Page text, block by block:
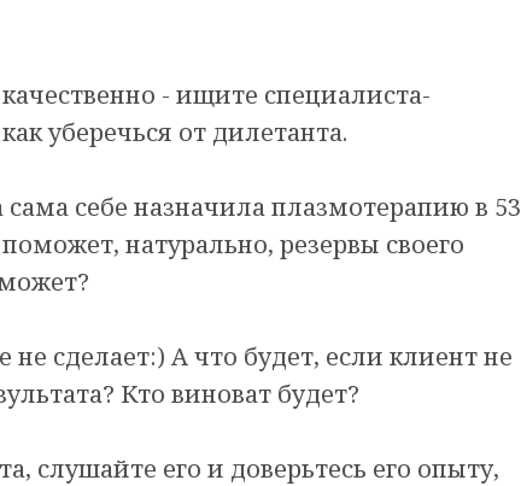
- ищите специалиста-
уберечься от дилетанта.
себе назначила плазмотерапию в 53
натурально, резервы своего
сделает:) А что будет, если клиент не
Кто виноват будет?
слушайте его и доверьтесь его опыту,